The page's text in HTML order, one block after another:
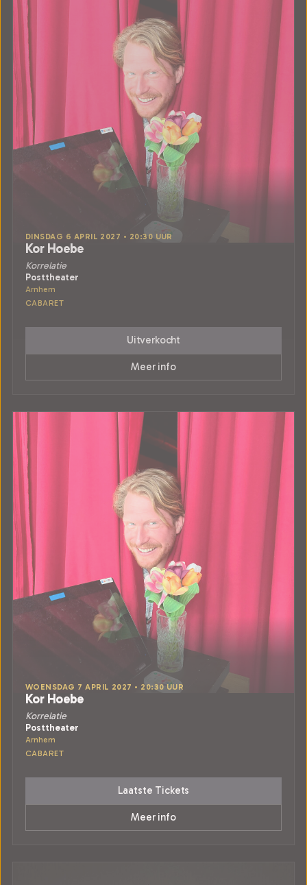
DINSDAG 6 APRIL 2027 • 20:30 UUR
Kor Hoebe
Korrelatie
Posttheater
Arnhem
CABARET
Uitverkocht
Meer info
WOENSDAG 7 APRIL 2027 • 20:30 UUR
Kor Hoebe
Korrelatie
Posttheater
Arnhem
CABARET
Laatste Tickets
Meer info